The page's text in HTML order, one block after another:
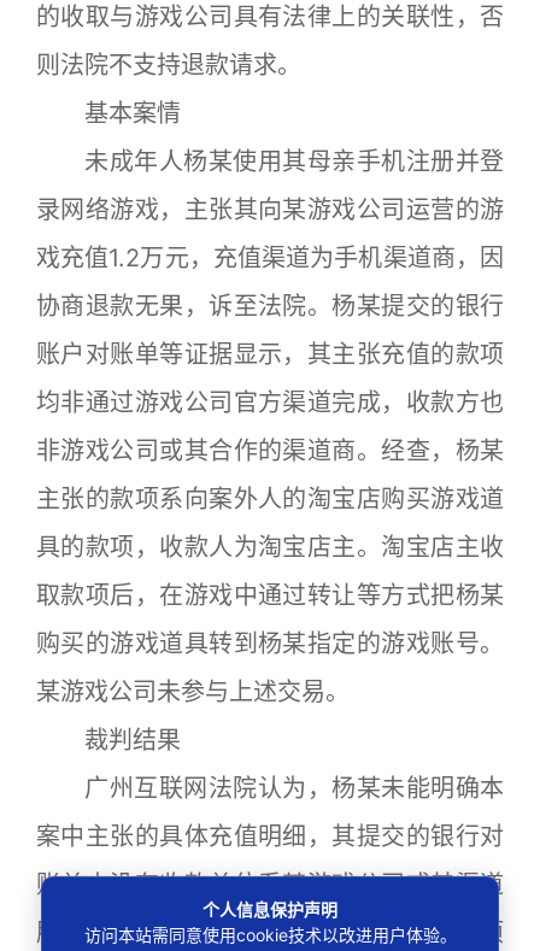
的收取与游戏公司具有法律上的关联性，否
则法院不支持退款请求。
基本案情
未成年人杨某使用其母亲手机注册并登
录网络游戏，主张其向某游戏公司运营的游
戏充值1.2万元，充值渠道为手机渠道商，因
协商退款无果，诉至法院。杨某提交的银行
账户对账单等证据显示，其主张充值的款项
均非通过游戏公司官方渠道完成，收款方也
非游戏公司或其合作的渠道商。经查，杨某
主张的款项系向案外人的淘宝店购买游戏道
具的款项，收款人为淘宝店主。淘宝店主收
取款项后，在游戏中通过转让等方式把杨某
购买的游戏道具转到杨某指定的游戏账号。
某游戏公司未参与上述交易。
裁判结果
广州互联网法院认为，杨某未能明确本
案中主张的具体充值明细，其提交的银行对
账单中没有收款单位系某游戏公司或其渠道
服务商的款项，故不能证明本案主张的款项
个人信息保护声明
访问本站需同意使用cookie技术以改进用户体验。